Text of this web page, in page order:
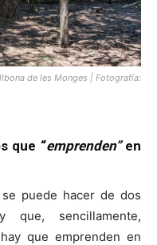
de les Monges | Fotografía:
que “emprenden”en
puede hacer de dos
que, sencillamente,
que emprenden en